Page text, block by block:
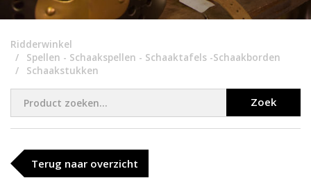
Ridderwinkel
Spellen - Schaakspellen - Schaaktafels -Schaakborden
Schaakstukken
Zoek
Terug naar overzicht